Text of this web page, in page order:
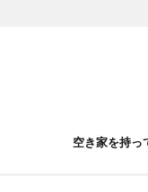
空き家を持っ